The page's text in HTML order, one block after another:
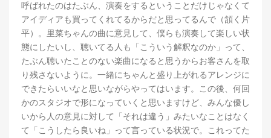
呼ばれたのはたぶん、演奏をするということだけじゃなくて
アイディアも買ってくれてるからだと思ってるんで（頷く片
平）。里菜ちゃんの曲に意見して、僕らも演奏して楽しい状
態にしたいし、聴いてる人も「こういう解釈なのか」って、
たぶん聴いたことのない楽曲になると思うからお客さんを取
り残さないように。一緒にちゃんと盛り上がれるアレンジに
できたらいいなと思いながらやってはいます。この後、何回
かのスタジオで形になっていくと思いますけど、みんな優し
いから人の意見に対して「それは違う」みたいなことはなく
て「こうしたら良いね」って言っている状況で。これってた